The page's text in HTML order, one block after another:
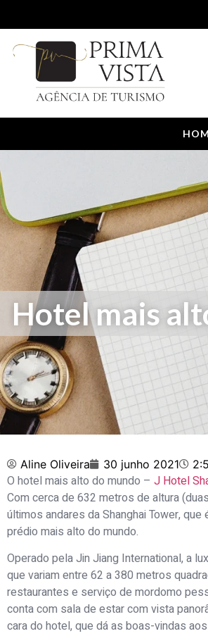
Hotel mais
Aline Oliveira 30 junho 2021
O hotel mais alto do mundo – J Hotel
Com cerca de 632 metros de altura
últimos andares da Shanghai Tower,
prédio mais alto do mundo.
Operado pela Jin Jiang International, a
que variam entre 62 a 380 metros
restaurantes e serviço de mordomo
conta com sala de estar com vista
cara do hotel, que dá as boas-vindas